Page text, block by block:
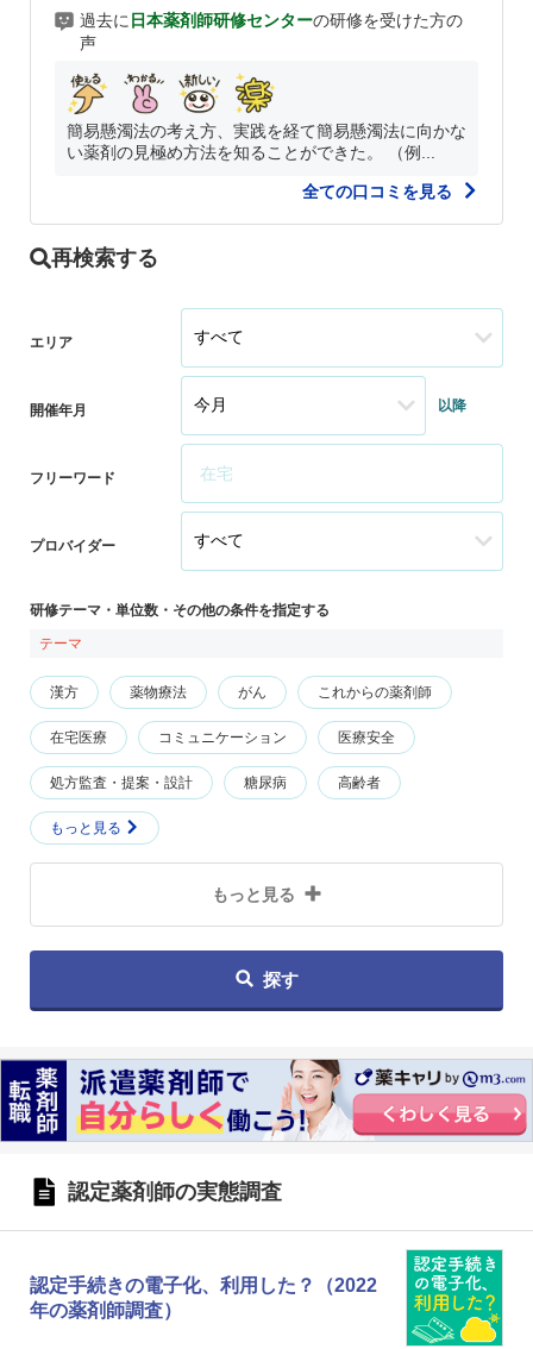
過去に 日本薬剤師研修センターの研修を受けた方の
声
簡易懸濁法の考え方、実践を経て簡易懸濁法に向かな
い薬剤の見極め方法を知ることができた。 （例...
全ての口コミを見る
再検索する
エリア
開催年月 以降
フリーワード
プロバイダー
研修テーマ・単位数・その他の条件を指定する
テーマ
漢方 薬物療法 がん これからの薬剤師
在宅医療 コミュニケーション 医療安全
処方監査・提案・設計 糖尿病 高齢者
もっと見る
もっと見る
探す
認定薬剤師の実態調査
認定手続きの電子化、利用した？（2022
年の薬剤師調査）